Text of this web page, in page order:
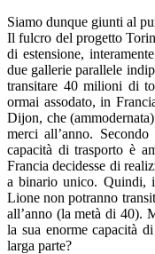
Siamo dunque giunti al
Il fulcro del progetto
di estensione,
due gallerie parallele
transitare 40 milioni di
ormai assodato, in
Dijon, che
merci all’anno.
capacità di trasporto è
Francia decidesse di
a binario unico. Quindi,
Lione non potranno
all’anno (la metà di 40).
la sua enorme capacità
larga parte?